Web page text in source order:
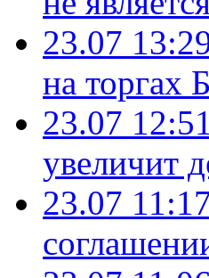
23.07
на торгах
23.07 12:51
увеличит
23.07